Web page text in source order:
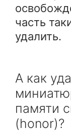
часть
удалить.
А как
памяти
(honor)?